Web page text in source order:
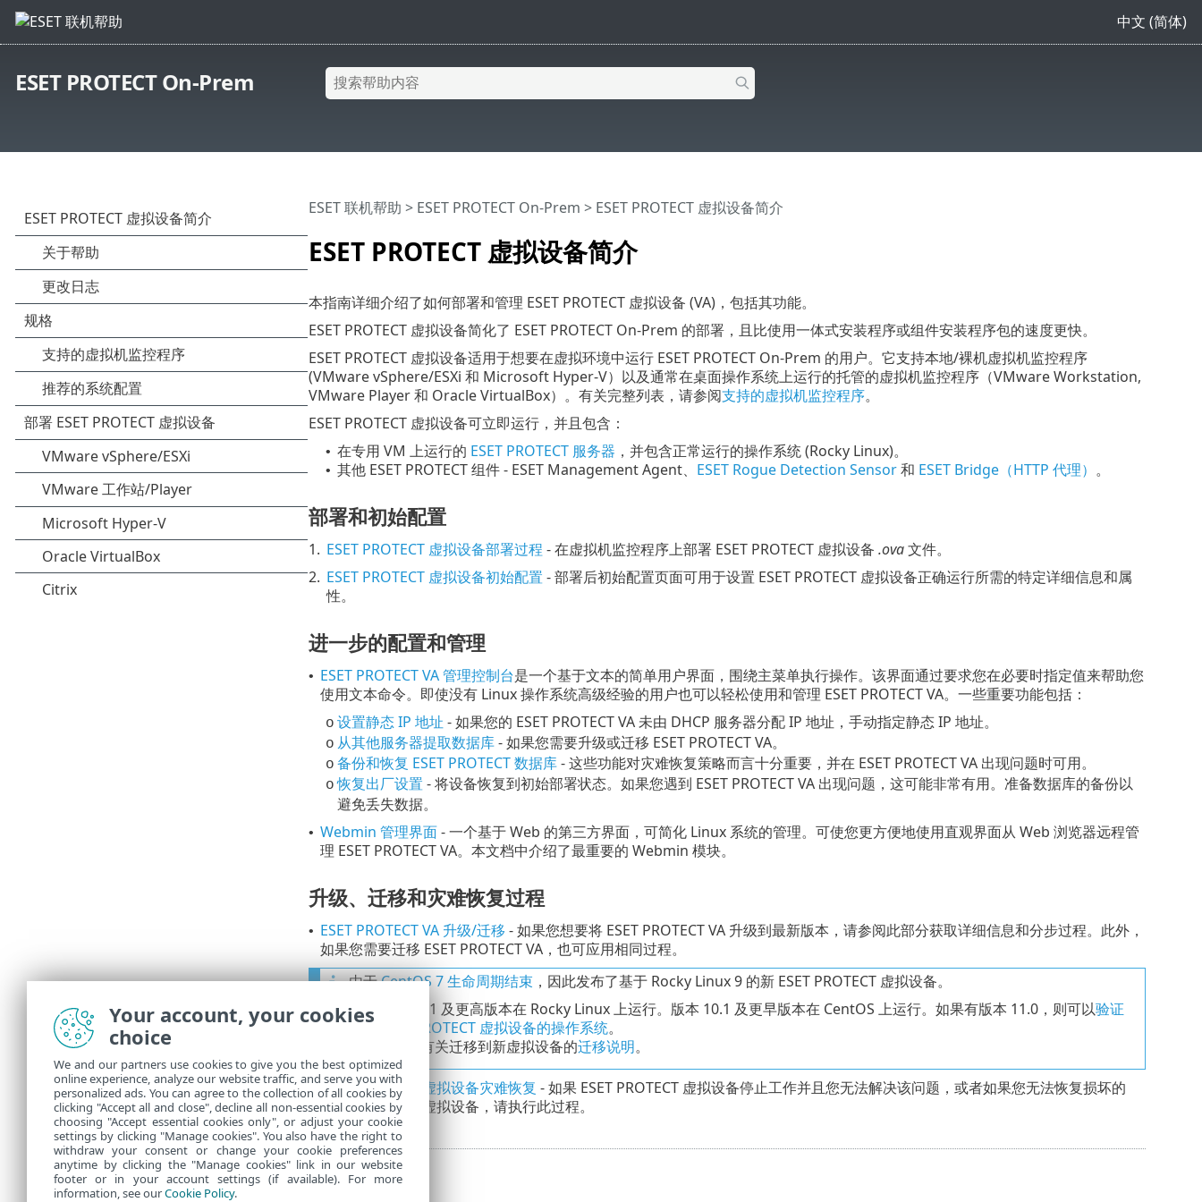
中文 (简体)
ESET PROTECT On-Prem
ESET PROTECT 虚拟设备简介
ESET 联机帮助 > ESET PROTECT On-Prem > ESET PROTECT 虚拟设备简介
本指南详细介绍了如何部署和管理 ESET PROTECT 虚拟设备 (VA)，包括其功能。
ESET PROTECT 虚拟设备简化了 ESET PROTECT On-Prem 的部署，且比使用一体式安装程序或组件安装程序包的速度更快。
ESET PROTECT 虚拟设备适用于想要在虚拟环境中运行 ESET PROTECT On-Prem 的用户。它支持本地/裸机虚拟机监控程序
(VMware vSphere/ESXi 和 Microsoft Hyper-V）以及通常在桌面操作系统上运行的托管的虚拟机监控程序（VMware Workstation,
VMware Player 和 Oracle VirtualBox）。有关完整列表，请参阅支持的虚拟机监控程序。
ESET PROTECT 虚拟设备可立即运行，并且包含：
• 在专用 VM 上运行的 ESET PROTECT 服务器 ，并包含正常运行的操作系统 (Rocky Linux)。
• 其他 ESET PROTECT 组件 - ESET Management Agent、 ESET Rogue Detection Sensor和 ESET Bridge（HTTP 代理） 。
部署和初始配置
1. ESET PROTECT 虚拟设备部署过程 - 在虚拟机监控程序上部署 ESET PROTECT 虚拟设备 .ova文件。
2. ESET PROTECT 虚拟设备初始配置 - 部署后初始配置页面可用于设置 ESET PROTECT 虚拟设备正确运行所需的特定详细信息和属
性。
进一步的配置和管理
• ESET PROTECT VA 管理控制台是一个基于文本的简单用户界面，围绕主菜单执行操作。该界面通过要求您在必要时指定值来帮助您
使用文本命令。即使没有 Linux 操作系统高级经验的用户也可以轻松使用和管理 ESET PROTECT VA。一些重要功能包括：
o 设置静态 IP 地址 - 如果您的 ESET PROTECT VA 未由 DHCP 服务器分配 IP 地址，手动指定静态 IP 地址。
o 从其他服务器提取数据库- 如果您需要升级或迁移 ESET PROTECT VA。
o 备份和恢复 ESET PROTECT 数据库- 这些功能对灾难恢复策略而言十分重要，并在 ESET PROTECT VA 出现问题时可用。
o恢复出厂设置 - 将设备恢复到初始部署状态。如果您遇到 ESET PROTECT VA 出现问题，这可能非常有用。准备数据库的备份以
避免丢失数据。
• Webmin 管理界面- 一个基于 Web 的第三方界面，可简化 Linux 系统的管理。可使您更方便地使用直观界面从 Web 浏览器远程管
理 ESET PROTECT VA。本文档中介绍了最重要的 Webmin 模块。
升级、迁移和灾难恢复过程
• ESET PROTECT VA 升级/迁移 - 如果您想要将 ESET PROTECT VA 升级到最新版本，请参阅此部分获取详细信息和分步过程。此外，
如果您需要迁移 ESET PROTECT VA，也可应用相同过程。
由于CentOS 7 生命周期结束 ，因此发布了基于 Rocky Linux 9 的新 ESET PROTECT 虚拟设备。
• 版本 11.1 及更高版本在 Rocky Linux 上运行。版本 10.1 及更早版本在 CentOS 上运行。如果有版本 11.0，则可以验证
ESET PROTECT 虚拟设备的操作系统。
请参阅有关迁移到新虚拟设备的迁移说明。
• ESET PROTECT 虚拟设备灾难恢复 - 如果 ESET PROTECT 虚拟设备停止工作并且您无法解决该问题，或者如果您无法恢复损坏的
ESET PROTECT 虚拟设备，请执行此过程。
Your account, your cookies
choice
We and our partners use cookies to give you the best optimized
online experience, analyze our website traffic, and serve you with
personalized ads. You can agree to the collection of all cookies by
clicking "Accept all and close", decline all non-essential cookies by
choosing "Accept essential cookies only", or adjust your cookie
settings by clicking "Manage cookies". You also have the right to
withdraw your consent or change your cookie preferences
anytime by clicking the "Manage cookies" link in our website
footer or in your account settings (if available). For more
information, see ourCookie Policy.